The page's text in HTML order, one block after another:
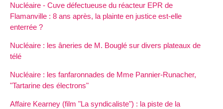
Nucléaire - Cuve défectueuse du réacteur EPR de
Flamanville : 8 ans après, la plainte en justice est-elle
enterrée ?
Nucléaire : les âneries de M. Bouglé sur divers plateaux de
télé
Nucléaire : les fanfaronnades de Mme Pannier-Runacher,
"Tartarine des électrons"
Affaire Kearney (film "La syndicaliste") : la piste de la